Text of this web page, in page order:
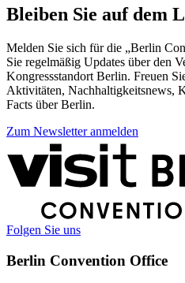
Bleiben Sie auf dem
Melden Sie sich für die „Berlin
Sie regelmäßig Updates über den
Kongressstandort Berlin. Freuen
Aktivitäten, Nachhaltigkeitsnews,
Facts über Berlin.
Zum Newsletter anmelden
Weitere
Informationen
Folgen Sie uns
Berlin Convention Office